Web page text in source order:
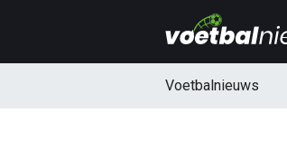
Voetbalnieuws